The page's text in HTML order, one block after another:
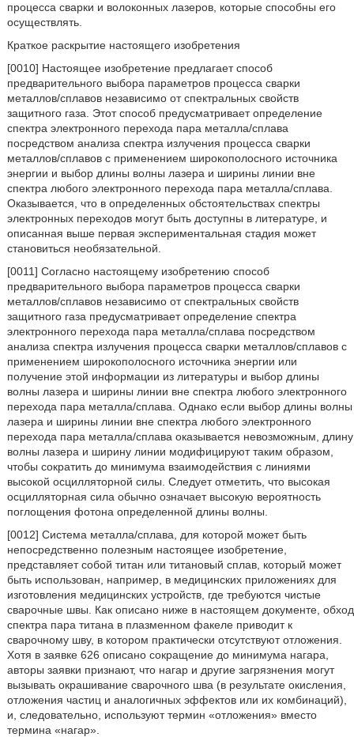
процесса сварки и волоконных лазеров, которые способны его
осуществлять.
Краткое раскрытие настоящего изобретения
[0010] Настоящее изобретение предлагает способ
предварительного выбора параметров процесса сварки
металлов/сплавов независимо от спектральных свойств
защитного газа. Этот способ предусматривает определение
спектра электронного перехода пара металла/сплава
посредством анализа спектра излучения процесса сварки
металлов/сплавов с применением широкополосного источника
энергии и выбор длины волны лазера и ширины линии вне
спектра любого электронного перехода пара металла/сплава.
Оказывается, что в определенных обстоятельствах спектры
электронных переходов могут быть доступны в литературе, и
описанная выше первая экспериментальная стадия может
становиться необязательной.
[0011] Согласно настоящему изобретению способ
предварительного выбора параметров процесса сварки
металлов/сплавов независимо от спектральных свойств
защитного газа предусматривает определение спектра
электронного перехода пара металла/сплава посредством
анализа спектра излучения процесса сварки металлов/сплавов с
применением широкополосного источника энергии или
получение этой информации из литературы и выбор длины
волны лазера и ширины линии вне спектра любого электронного
перехода пара металла/сплава. Однако если выбор длины волны
лазера и ширины линии вне спектра любого электронного
перехода пара металла/сплава оказывается невозможным, длину
волны лазера и ширину линии модифицируют таким образом,
чтобы сократить до минимума взаимодействия с линиями
высокой осцилляторной силы. Следует отметить, что высокая
осцилляторная сила обычно означает высокую вероятность
поглощения фотона определенной длины волны.
[0012] Система металла/сплава, для которой может быть
непосредственно полезным настоящее изобретение,
представляет собой титан или титановый сплав, который может
быть использован, например, в медицинских приложениях для
изготовления медицинских устройств, где требуются чистые
сварочные швы. Как описано ниже в настоящем документе, обход
спектра пара титана в плазменном факеле приводит к
сварочному шву, в котором практически отсутствуют отложения.
Хотя в заявке 626 описано сокращение до минимума нагара,
авторы заявки признают, что нагар и другие загрязнения могут
вызывать окрашивание сварочного шва (в результате окисления,
отложения частиц и аналогичных эффектов или их комбинаций),
и, следовательно, используют термин «отложения» вместо
термина «нагар».